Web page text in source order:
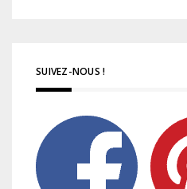
SUIVEZ-NOUS !